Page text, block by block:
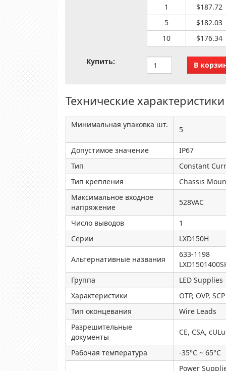
1
$187.72
5
$182.03
10
$176.34
Купить:
Технические характеристики
Минимальная упаковка шт.
5
Допустимое значение
IP67
Тип
Constant
Тип крепления
Chassis
Максимальное входное
напряжение
528VAC
Число выводов
1
Серии
LXD150H
Альтернативные названия
633-1198
Группа
LED Supplies
Характеристики
OTP, OVP, SCP
Тип оконцевания
Wire Leads
Разрешительные
документы
CE, CSA,
Рабочая температура -35°C ~ 65°C
Power